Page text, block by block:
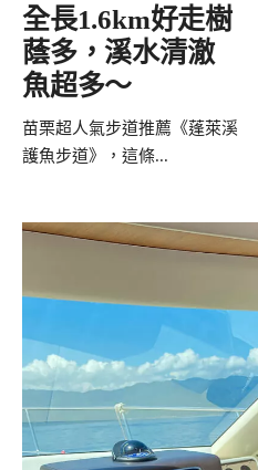
全長1.6km好走樹
蔭多，溪水清澈
魚超多～
苗栗超人氣步道推薦《蓬萊溪
護魚步道》，這條...